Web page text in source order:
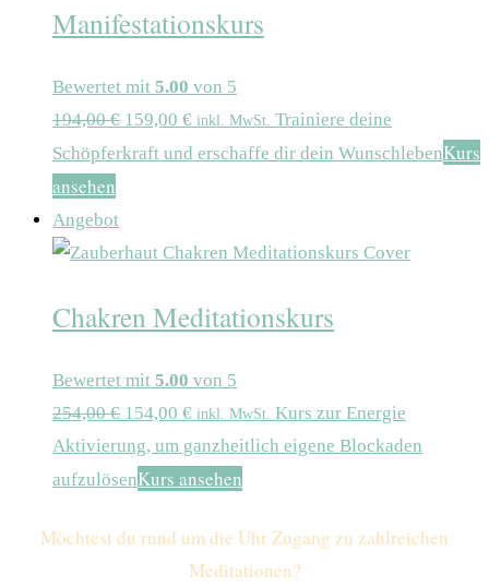
Manifestationskurs
Bewertet mit 5.00 von 5
194,00€ 159,00 € inkl. MwSt. Trainiere deine
Schöpferkraft und erschaffe dir dein WunschlebenKurs
ansehen
Angebot
Chakren Meditationskurs
Bewertet mit 5.00 von 5
254,00€ 154,00 € inkl. MwSt. Kurs zur Energie
Aktivierung, um ganzheitlich eigene Blockaden
aufzulösenKurs ansehen
Möchtest du rund um die Uhr Zugang zu zahlreichen
Meditationen?